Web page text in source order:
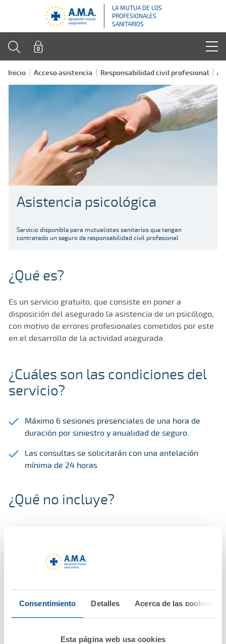
Consentimiento Detalles Acerca de las cookies
Esta página web usa cookies
LA MUTUA DE LOS
PROFESIONALES
SANITARIOS
Inicio Acceso asistencia Responsabilidad civil profesional
Asistencia psicológica
Servicio disponible para mutualistas sanitarios que tengan
contratado un seguro de responsabilidad civil profesional
¿Qué es?
Es un servicio gratuito, que consiste en poner a
disposición del asegurado la asistencia de un psicólogo,
con motivo de errores profesionales cometidos por este
en el desarrollo de la actividad asegurada.
¿Cuáles son las condiciones del
servicio?
Máximo 6 sesiones presenciales de una hora de
duración por siniestro y anualidad de seguro.
Las consultas se solicitarán con una antelación
mínima de 24 horas
¿Qué no incluye?
La libre elección de psicólogo por parte del
¿Cómo solicitar un servicio de